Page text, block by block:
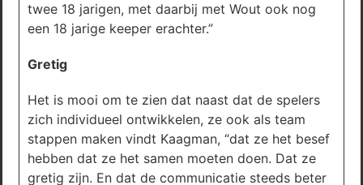
twee 18 jarigen, met daarbij met Wout ook nog
een 18 jarige keeper erachter.”
Gretig
Het is mooi om te zien dat naast dat de spelers
zich individueel ontwikkelen, ze ook als team
stappen maken vindt Kaagman, “dat ze het besef
hebben dat ze het samen moeten doen. Dat ze
gretig zijn. En dat de communicatie steeds beter